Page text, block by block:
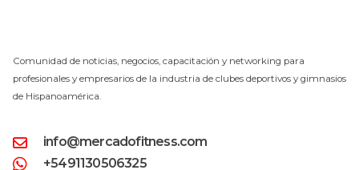
Comunidad de noticias, negocios, capacitación y networking para
profesionales y empresarios de la industria de clubes deportivos y gimnasios
de Hispanoamérica.
info@mercadofitness.com
+5491130506325